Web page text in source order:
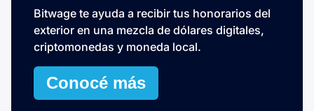
Bitwage te ayuda a recibir tus honorarios del
exterior en una mezcla de dólares digitales,
criptomonedas y moneda local.
Conocé más